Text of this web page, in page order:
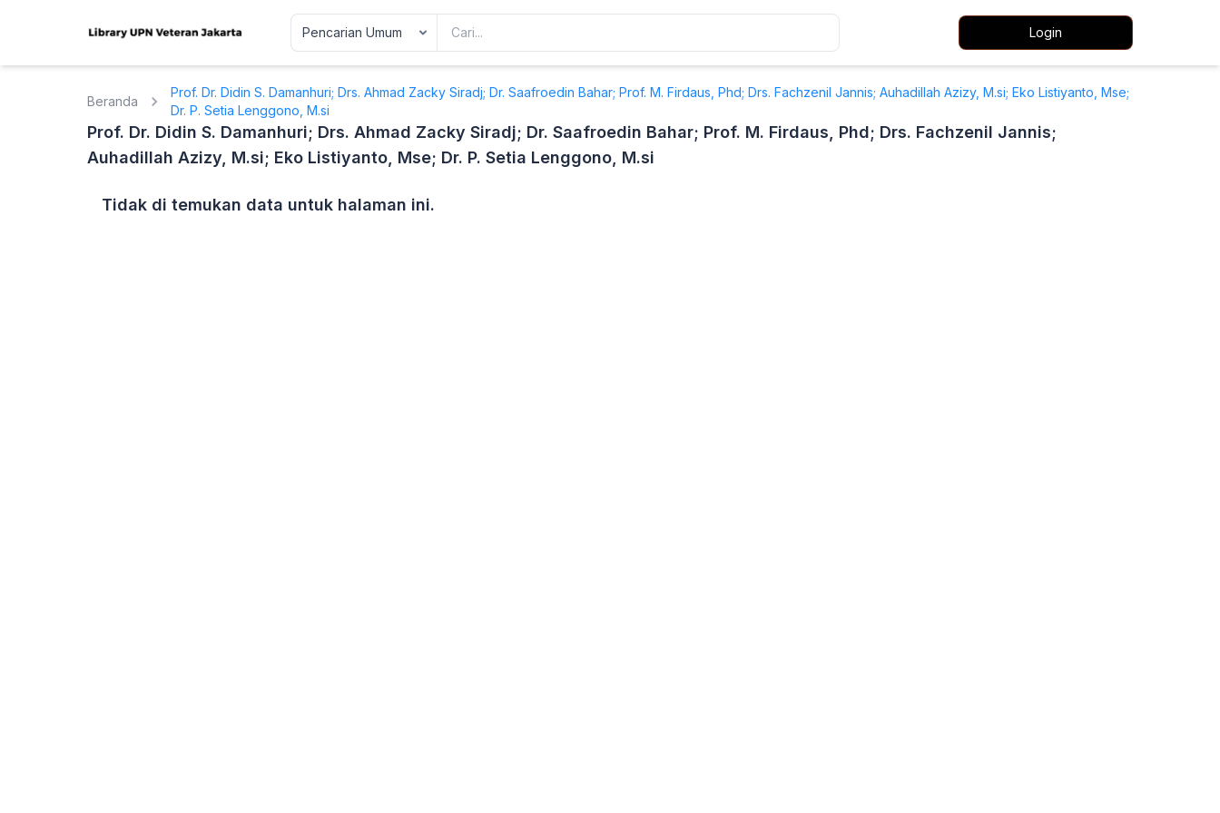
Login
Beranda
Prof. Dr. Didin S. Damanhuri; Drs. Ahmad Zacky Siradj; Dr. Saafroedin Bahar; Prof. M. Firdaus, Phd; Drs. Fachzenil Jannis; Auhadillah Azizy, M.si; Eko Listiyanto, Mse;
Dr. P. Setia Lenggono, M.si
Prof. Dr. Didin S. Damanhuri; Drs. Ahmad Zacky Siradj; Dr. Saafroedin Bahar; Prof. M. Firdaus, Phd; Drs. Fachzenil Jannis;
Auhadillah Azizy, M.si; Eko Listiyanto, Mse; Dr. P. Setia Lenggono, M.si
Tidak di temukan data untuk halaman ini.